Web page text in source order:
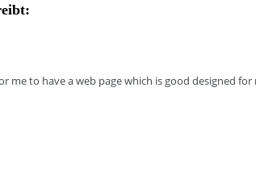
me to have a web page which is good designed